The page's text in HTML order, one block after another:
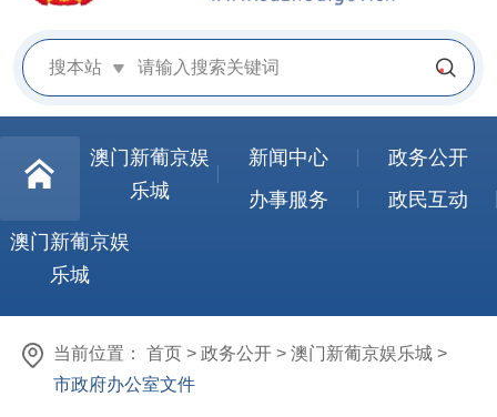
搜本站
澳门新葡京娱
乐城
新闻中心
政务公开
办事服务
政民互动
澳门新葡京娱
乐城
当前位置： 首页 > 政务公开 > 澳门新葡京娱乐城 >
市政府办公室文件